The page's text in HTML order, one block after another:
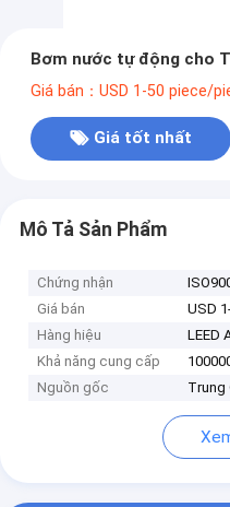
Bơm nước tự động cho
Giá bán：USD 1-50 piece/
Giá tốt nhất
Mô Tả Sản Phẩm
Chứng nhận
Giá bán
USD
Hàng hiệu
LEED
Khả năng cung cấp
Nguồn gốc
Trung